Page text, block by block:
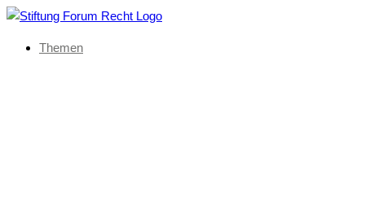
Themen